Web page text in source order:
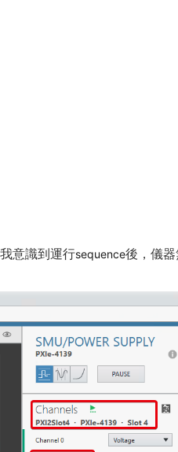
我意識到運行sequence後，儀